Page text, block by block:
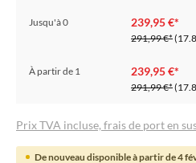
Jusqu'à0 239,95 €*
291,99 €*
À partir de 1 239,95 €*
291,99 €*
Prix TVA incluse, frais de port en
De nouveau disponible à partir de 4